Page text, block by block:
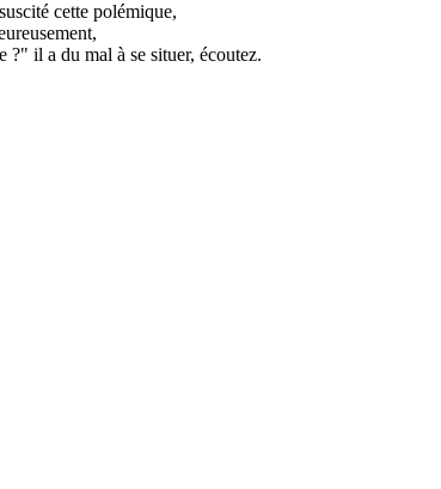
cette polémique,
il a du mal à se situer, écoutez.